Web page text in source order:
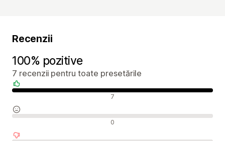
Recenzii
100% pozitive
7 recenzii pentru toate presetările
Recenzii pozitive 7
Recenzii neutre 0